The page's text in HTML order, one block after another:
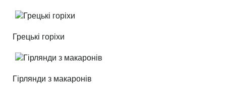
Грецькі горіхи
Гірлянди з макаронів